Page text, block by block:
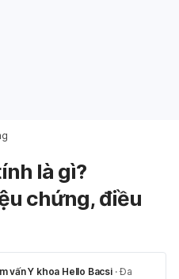
là gì?
chứng, điều
vấn Y khoa Hello Bacsi ·Đa